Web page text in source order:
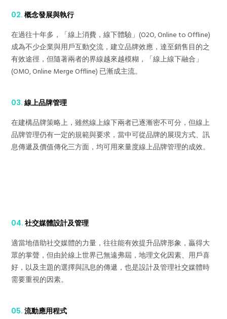
02. 概念發展與執行
在過往十年多，「線上消費，線下體驗」(O2O, Online to Offline)
成為不少企業與用戶互動交流，建立品牌效應，達至銷售目的之
有效途徑，但隨著兩者的界線越來越模糊，「線上線下融合」
(OMO, Online Merge Offline) 已漸成主流。
03. 線上品牌管理
在建構品牌策略上，雖然線上線下兩者已逐漸密不可分，但線上
品牌管理仍有一定的規範與要求，當中可從品牌的展現方式、訊
息傳遞及價值傳化三方面，均可用來量度線上品牌管理的成效。
04. 社交媒體設計及管理
適當地借助社交媒體的力量，往往能有效提升品牌形象，贏得大
眾的掌聲，但由於線上世界已無遠弗屆，地理文化因素、用戶喜
好，以及主題的選擇與訊息的傳遞，也是設計及管理社交媒體時
需要重視的因素。
05. 流動應用程式